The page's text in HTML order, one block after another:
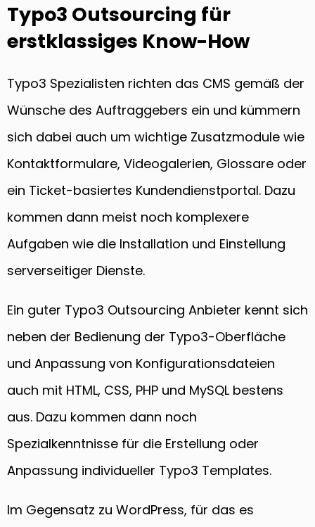
Typo3 Outsourcing für
erstklassiges Know-How
Typo3 Spezialisten richten das CMS gemäß der
Wünsche des Auftraggebers ein und kümmern
sich dabei auch um wichtige Zusatzmodule wie
Kontaktformulare, Videogalerien, Glossare oder
ein Ticket-basiertes Kundendienstportal. Dazu
kommen dann meist noch komplexere
Aufgaben wie die Installation und Einstellung
serverseitiger Dienste.
Ein guter Typo3 Outsourcing Anbieter kennt sich
neben der Bedienung der Typo3-Oberfläche
und Anpassung von Konfigurationsdateien
auch mit HTML, CSS, PHP und MySQL bestens
aus. Dazu kommen dann noch
Spezialkenntnisse für die Erstellung oder
Anpassung individueller Typo3 Templates.
Im Gegensatz zu WordPress, für das es